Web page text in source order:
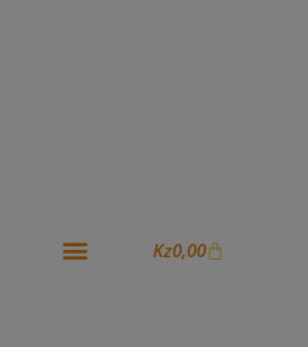
Kz0,00